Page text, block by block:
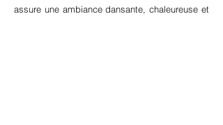
assure une ambiance dansante, chaleureuse et